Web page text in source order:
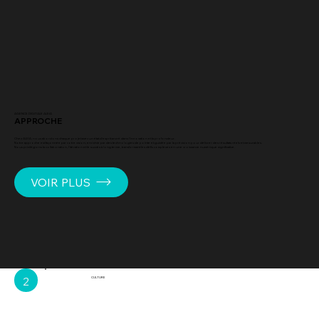
APPROCHE
VOIR PLUS
2 CULTURE